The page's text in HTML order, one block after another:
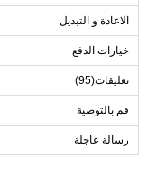
42
44
46
48
50
الاعادة و التبديل
خيارات الدفع
تعليقات(95)
قم بالتوصية
رسالة عاجلة